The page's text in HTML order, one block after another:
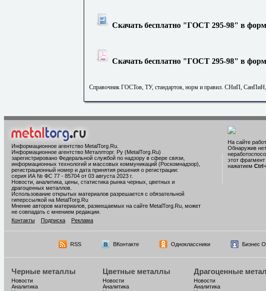
Скачать бесплатно "ГОСТ 295-98" в
Скачать бесплатно "ГОСТ 295-98" в
Справочник ГОСТов, ТУ, стандартов, норм и правил. СНиП, СанПиН,
Информационное агентство MetalTorg.Ru
Информационное агентство Металлторг. Ру (MetalTorg.Ru)
зарегистрировано Федеральной службой по надзору в сфере связи,
информационных технологий и массовых коммуникаций (Роскомнадзор),
регистрационный номер и дата принятия решения о регистрации:
серия ИА № ФС 77 - 85704 от 03 августа 2023 г.
Новости, аналитика, цены, статистика рынка черных, цветных и
драгоценных металлов.
Использование открытых материалов разрешается с обязательной
гиперссылкой на MetalTorg.Ru
Мнение авторов материалов, размещаемых на сайте MetalTorg.Ru, может
не совпадать с мнением редакции.
Контакты
Подписка Реклама
На сайте
Обнаружив
этот фрагмент
нажатием Ctrl+
RSS ВКонтакте Одноклассники Бизнес
Черные металлы
Новости
Аналитика
Цветные металлы
Новости
Аналитика
Драгоценные
Новости
Аналитика